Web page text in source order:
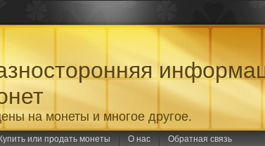
на монеты и многое другое.
Купить или продать монеты О нас Обратная связь